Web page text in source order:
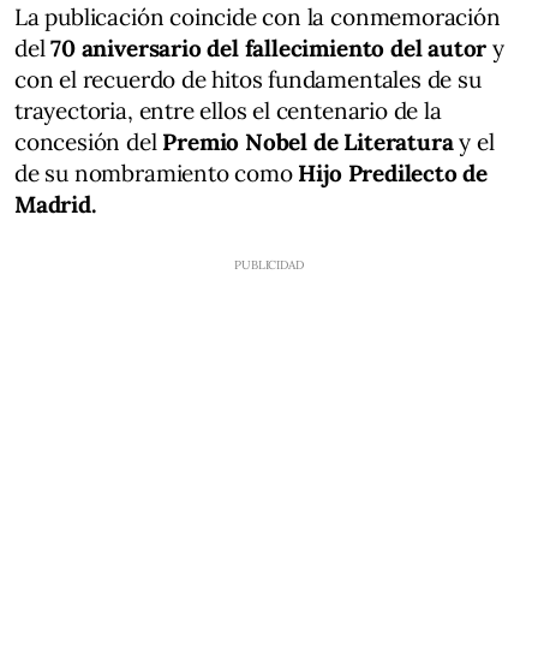
La publicación coincide con la conmemoración
del70 aniversario del fallecimiento del autor y
con el recuerdo de hitos fundamentales de su
trayectoria, entre ellos el centenario de la
concesión del Premio Nobel de Literaturay el
de su nombramiento como Hijo Predilecto de
Madrid.